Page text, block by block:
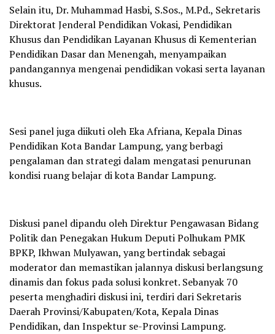
Selain itu, Dr. Muhammad Hasbi, S.Sos., M.Pd., Sekretaris
Direktorat Jenderal Pendidikan Vokasi, Pendidikan
Khusus dan Pendidikan Layanan Khusus di Kementerian
Pendidikan Dasar dan Menengah, menyampaikan
pandangannya mengenai pendidikan vokasi serta layanan
khusus.
Sesi panel juga diikuti oleh Eka Afriana, Kepala Dinas
Pendidikan Kota Bandar Lampung, yang berbagi
pengalaman dan strategi dalam mengatasi penurunan
kondisi ruang belajar di kota Bandar Lampung.
Diskusi panel dipandu oleh Direktur Pengawasan Bidang
Politik dan Penegakan Hukum Deputi Polhukam PMK
BPKP, Ikhwan Mulyawan, yang bertindak sebagai
moderator dan memastikan jalannya diskusi berlangsung
dinamis dan fokus pada solusi konkret. Sebanyak 70
peserta menghadiri diskusi ini, terdiri dari Sekretaris
Daerah Provinsi/Kabupaten/Kota, Kepala Dinas
Pendidikan, dan Inspektur se-Provinsi Lampung.